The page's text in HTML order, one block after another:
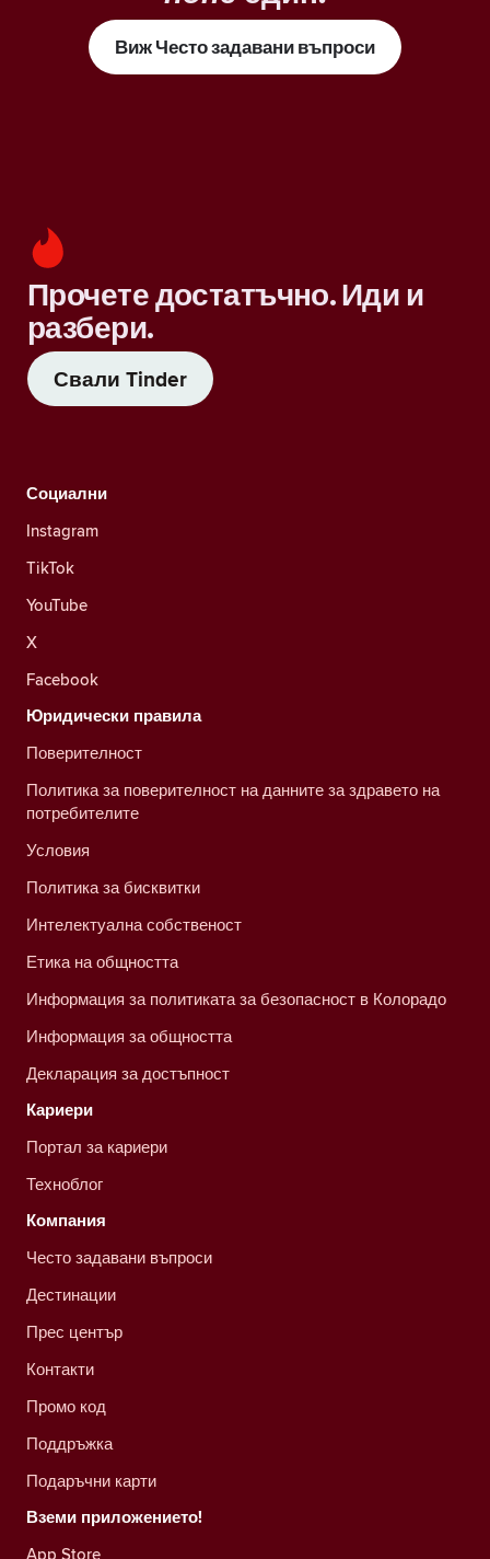
Виж Често задавани въпроси
Прочете достатъчно. Иди и
разбери.
Свали Tinder
Социални
Instagram
TikTok
YouTube
X
Facebook
Юридически правила
Поверителност
Политика за поверителност на данните за здравето на
потребителите
Условия
Политика за бисквитки
Интелектуална собственост
Етика на общността
Информация за политиката за безопасност в Колорадо
Информация за общността
Декларация за достъпност
Кариери
Портал за кариери
Техноблог
Компания
Често задавани въпроси
Дестинации
Прес център
Контакти
Промо код
Поддръжка
Подаръчни карти
Вземи приложението!
App Store